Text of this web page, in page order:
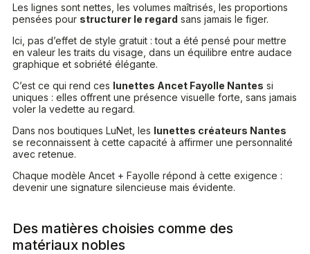
Les lignes sont nettes, les volumes maîtrisés, les proportions
pensées pour structurer le regard sans jamais le figer.
Ici, pas d’effet de style gratuit : tout a été pensé pour mettre
en valeur les traits du visage, dans un équilibre entre audace
graphique et sobriété élégante.
C’est ce qui rend ces lunettes Ancet Fayolle Nantes si
uniques : elles offrent une présence visuelle forte, sans jamais
voler la vedette au regard.
Dans nos boutiques LuNet, les lunettes créateurs Nantes
se reconnaissent à cette capacité à affirmer une personnalité
avec retenue.
Chaque modèle Ancet + Fayolle répond à cette exigence :
devenir une signature silencieuse mais évidente.
Des matières choisies comme des
matériaux nobles